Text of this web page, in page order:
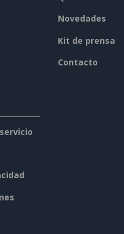
Novedades
Kit de prensa
Contacto